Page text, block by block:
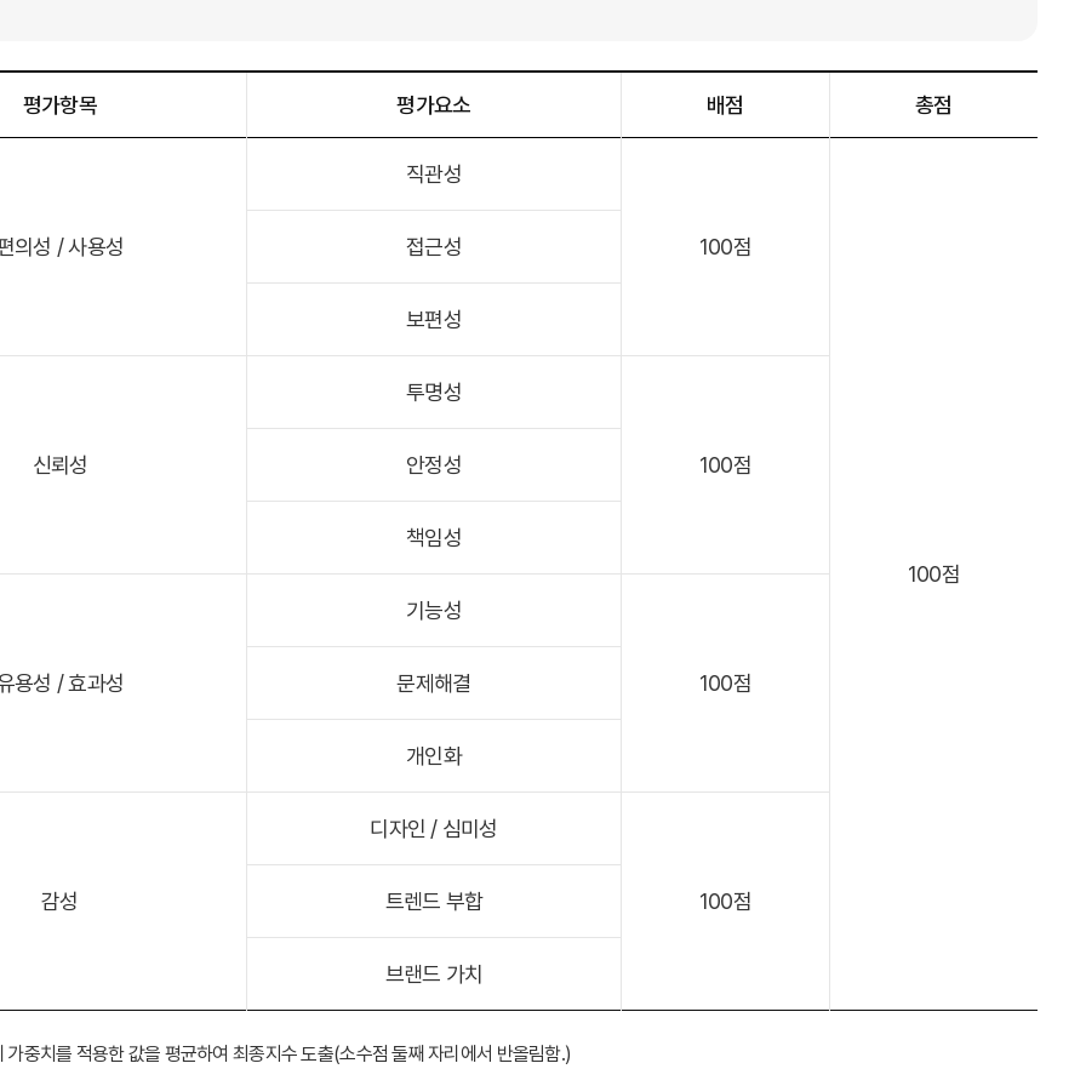
평가항목 평가요소 배점 총점
의성 / 사용성
직관성
100점
100점
접근성
보편성
신뢰성
투명성
100점
안정성
책임성
용성 / 효과성
기능성
100점
문제해결
개인화
감성
디자인 / 심미성
100점
트렌드 부합
브랜드 가치
가중치를 적용한 값을 평균하여 최종지수 도출(소수점 둘째 자리에서 반올림함.)